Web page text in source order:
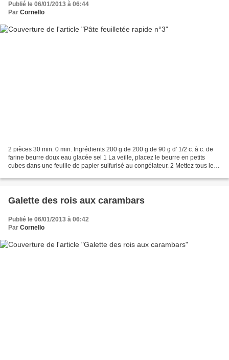
Publié le 06/01/2013 à 06:44
Par Cornello
2 pièces 30 min. 0 min. Ingrédients 200 g de 200 g de 90 g d' 1/2 c. à c. de
farine beurre doux eau glacée sel 1 La veille, placez le beurre en petits
cubes dans une feuille de papier sulfurisé au congélateur. 2 Mettez tous les
Galette des rois aux carambars
Publié le 06/01/2013 à 06:42
Par Cornello